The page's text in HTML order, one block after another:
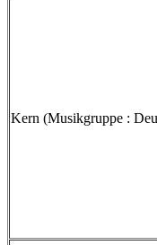
Kern (Musikgruppe :